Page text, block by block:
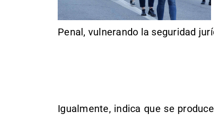
Penal, vulnerando la seguridad
Igualmente, indica que se